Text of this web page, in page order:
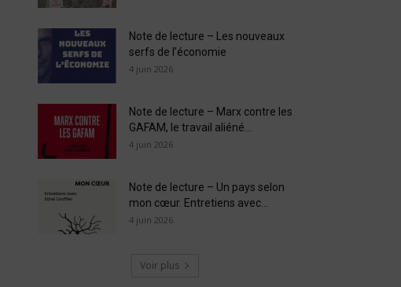
Note de lecture – Les nouveaux
serfs de l’économie
4 juin 2026
Note de lecture – Marx contre les
GAFAM, le travail aliéné...
4 juin 2026
Note de lecture – Un pays selon
mon cœur. Entretiens avec...
4 juin 2026
Voir plus